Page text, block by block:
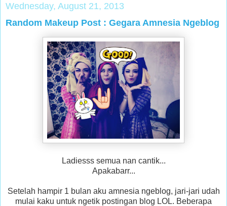
Wednesday, August 21, 2013
Random Makeup Post : Gegara Amnesia Ngeblog
Ladiesss semua nan cantik...
Apakabarr...
Setelah hampir 1 bulan aku amnesia ngeblog, jari-jari udah
mulai kaku untuk ngetik postingan blog LOL. Beberapa